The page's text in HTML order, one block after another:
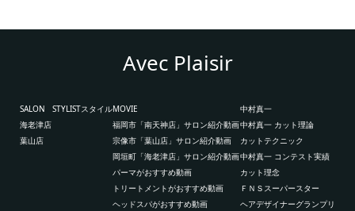
Avec Plaisir
SALON
海老津店
葉山店
STYLISTスタイルMOVIE
福岡市「南天神店」サロン紹介動画
宗像市「葉山店」サロン紹介動画
岡垣町「海老津店」サロン紹介動画
パーマがおすすめ動画
トリートメントがおすすめ動画
ヘッドスパがおすすめ動画
中村真一
中村真一 カット理論
カットテクニック
中村真一 コンテスト実績
カット理念
ＦＮＳスーパースター
ヘアデザイナーグランプリ